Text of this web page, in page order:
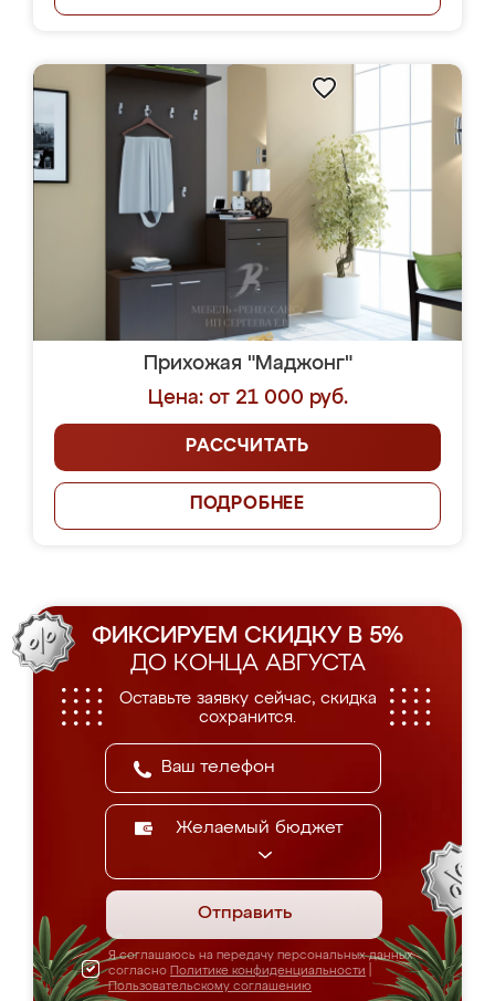
Прихожая "Маджонг"
Цена: от 21 000 руб.
РАССЧИТАТЬ
ПОДРОБНЕЕ
ФИКСИРУЕМ СКИДКУ В 5%
ДО КОНЦА АВГУСТА
Оставьте заявку сейчас, скидка
сохранится.
Желаемый бюджет
Отправить
Я соглашаюсь на передачу персональных данных
согласно Политике конфиденциальности
Пользовательскому соглашению